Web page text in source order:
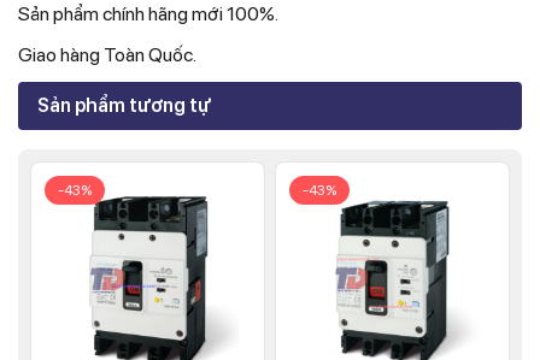
Sản phẩm chính hãng mới 100%.
Giao hàng Toàn Quốc.
Sản phẩm tương tự
-43% -43%